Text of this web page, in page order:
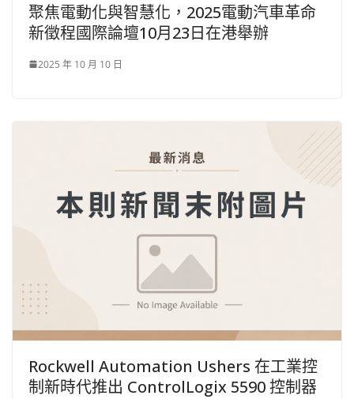
聚焦電動化與智慧化，2025電動汽車革命
新徵程國際論壇10月23日在港舉辦
2025 年 10 月 10 日
Rockwell Automation Ushers 在工業控
制新時代推出 ControlLogix 5590 控制器